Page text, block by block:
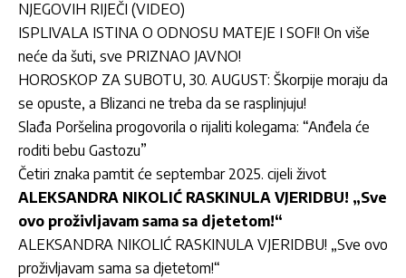
NJEGOVIH RIJEČI (VIDEO)
ISPLIVALA ISTINA O ODNOSU MATEJE I SOFI! On više
neće da šuti, sve PRIZNAO JAVNO!
HOROSKOP ZA SUBOTU, 30. AUGUST: Škorpije moraju da
se opuste, a Blizanci ne treba da se rasplinjuju!
Slađa Poršelina progovorila o rijaliti kolegama: “Anđela će
roditi bebu Gastozu”
Četiri znaka pamtit će septembar 2025. cijeli život
ALEKSANDRA NIKOLIĆ RASKINULA VJERIDBU! „Sve
ovo proživljavam sama sa djetetom!“
ALEKSANDRA NIKOLIĆ RASKINULA VJERIDBU! „Sve ovo
proživljavam sama sa djetetom!“